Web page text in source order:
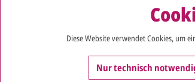
Diese Website verwendet Cookies, um
Nur technisch